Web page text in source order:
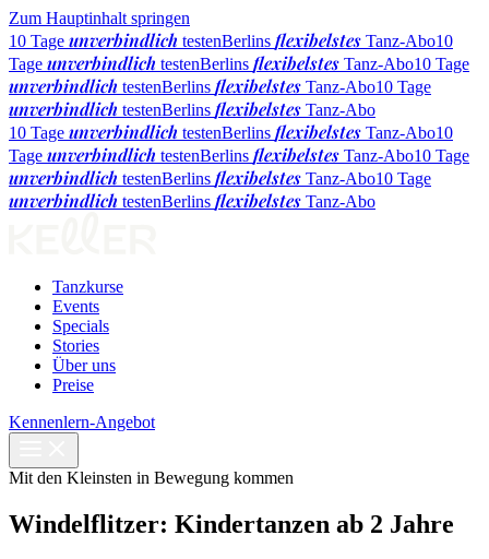
Zum Hauptinhalt springen
10 Tage unverbindlich testenBerlins flexibelstes Tanz-Abo10
Tage unverbindlich testenBerlins flexibelstes Tanz-Abo10 Tage
unverbindlich testenBerlins flexibelstes Tanz-Abo10 Tage
unverbindlich testenBerlins flexibelstes Tanz-Abo
10 Tage unverbindlich testenBerlins flexibelstes Tanz-Abo10
Tage unverbindlich testenBerlins flexibelstes Tanz-Abo10 Tage
unverbindlich testenBerlins flexibelstes Tanz-Abo10 Tage
unverbindlich testenBerlins flexibelstes Tanz-Abo
Tanzkurse
Events
Specials
Stories
Über uns
Preise
Kennenlern-Angebot
Mit den Kleinsten in Bewegung kommen
Windelflitzer: Kindertanzen ab 2 Jahre